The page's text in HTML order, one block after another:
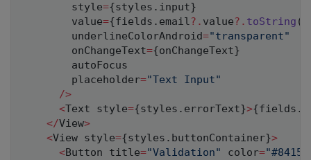
        style
={styles . input}
        value
={fields . email?. value?. toString (
        underlineColorAndroid
="transparent"
        onChangeText
={onChangeText}
        autoFocus
        placeholder
="Text Input"
/>
<Text style={styles . errorText}>{fields .
</View>
<View style={styles . buttonContainer}>
<Button title="Validation" color=